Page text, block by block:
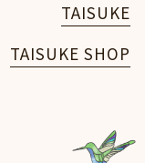
TAISUKE
TAISUKE SHOP